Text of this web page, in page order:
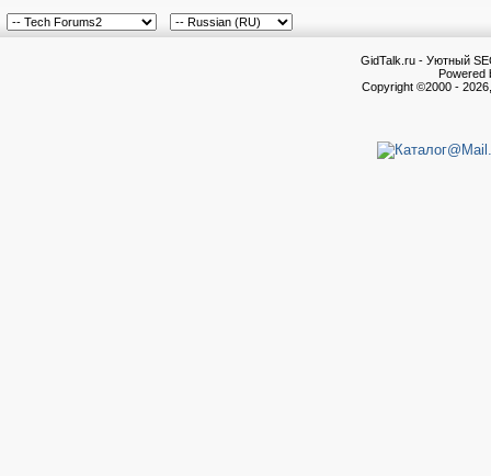
GidTalk.ru - Уютный
Powered
Copyright ©2000 -